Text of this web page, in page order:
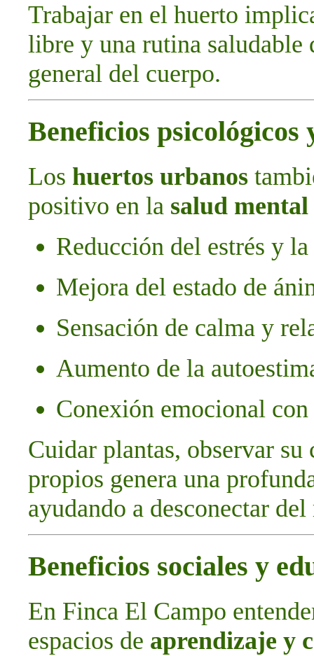
Trabajar en el huerto
libre y una rutina saludable
general del cuerpo.
Beneficios psicológicos
Los huertos urbanos
positivo en la salud
Reducción del estrés y la
Mejora del estado de
Sensación de calma y
Aumento de la
Conexión emocional
Cuidar plantas, observar
propios genera una
ayudando a desconectar
Beneficios sociales y
En Finca El Campo
espacios de aprendizaje y